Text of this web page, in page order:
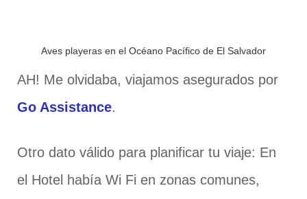
Aves playeras en el Océano Pacífico de El Salvador
AH! Me olvidaba, viajamos asegurados por
Go Assistance.
Otro dato válido para planificar tu viaje: En
el Hotel había Wi Fi en zonas comunes,